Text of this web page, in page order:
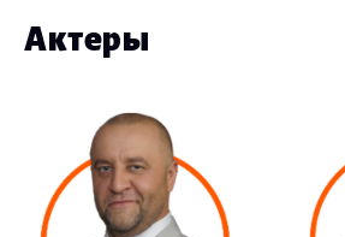
Актеры